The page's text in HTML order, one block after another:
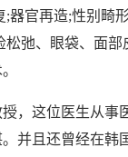
;器官再造;性别畸
松弛、眼袋、面部
，这位医生从事
并且还曾经在韩